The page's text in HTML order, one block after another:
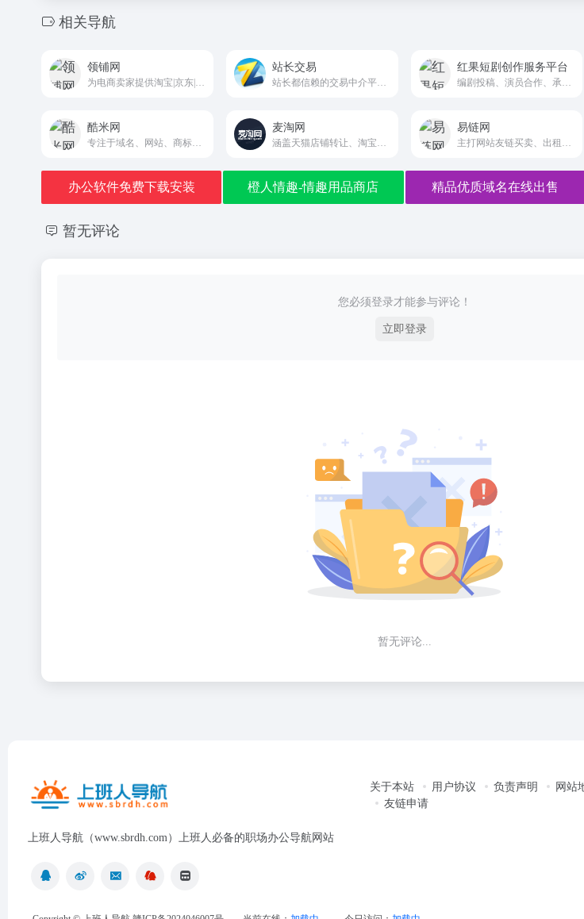
相关导航
领铺网 站长交易
站长都信赖的交易中介平台，专业提供域名网站、链接买卖、程序源码、建站美工任务等网络交易中介服务平台。
红果短剧创作服务平台
酷米网 麦淘网 易链网
办公软件免费下载安装 橙人情趣-情趣用品商店 精品优质域名在线出售
暂无评论
您必须登录才能参与评论！
立即登录
暂无评论...
上班人导航（www.sbrdh.com）上班人必备的职场办公导航网站
关于本站 用户协议 负责声明 网站
友链申请